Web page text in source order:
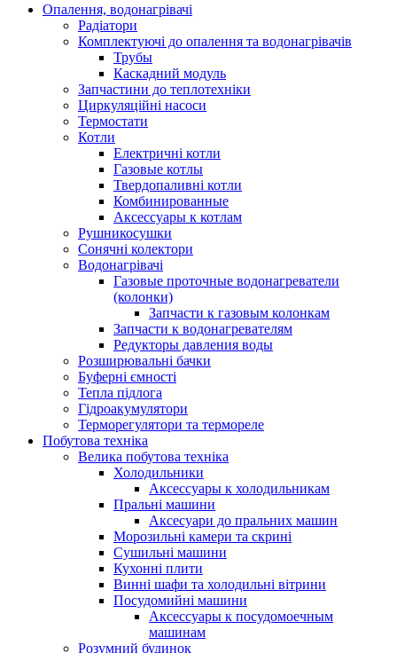
Опалення, водонагрівачі
Радіатори
Комплектуючі до опалення та водонагрівачів
Трубы
Каскадний модуль
Запчастини до теплотехніки
Циркуляційні насоси
Термостати
Котли
Електричні котли
Газовые котлы
Твердопаливні котли
Комбинированные
Аксессуары к котлам
Рушникосушки
Сонячні колектори
Водонагрівачі
Газовые проточные водонагреватели
(колонки)
Запчасти к газовым колонкам
Запчасти к водонагревателям
Редукторы давления воды
Розширювальні бачки
Буферні ємності
Тепла підлога
Гідроакумулятори
Терморегулятори та термореле
Побутова техніка
Велика побутова техніка
Холодильники
Аксессуары к холодильникам
Пральні машини
Аксесуари до пральних машин
Морозильні камери та скрині
Сушильні машини
Кухонні плити
Винні шафи та холодильні вітрини
Посудомийні машини
Аксессуары к посудомоечным
машинам
Розумний будинок